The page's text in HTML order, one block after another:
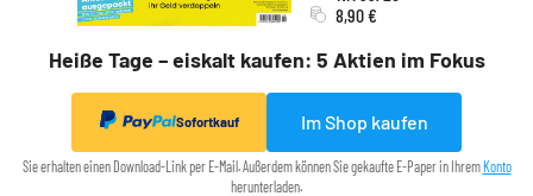
Heiße Tage – eiskalt kaufen: 5 Aktien im Fokus
8,90 €
Sofortkauf Im Shop kaufen
Sie erhalten einen Download-Link per E-Mail. Außerdem können Sie gekaufte E-Paper in IhremKonto
herunterladen.